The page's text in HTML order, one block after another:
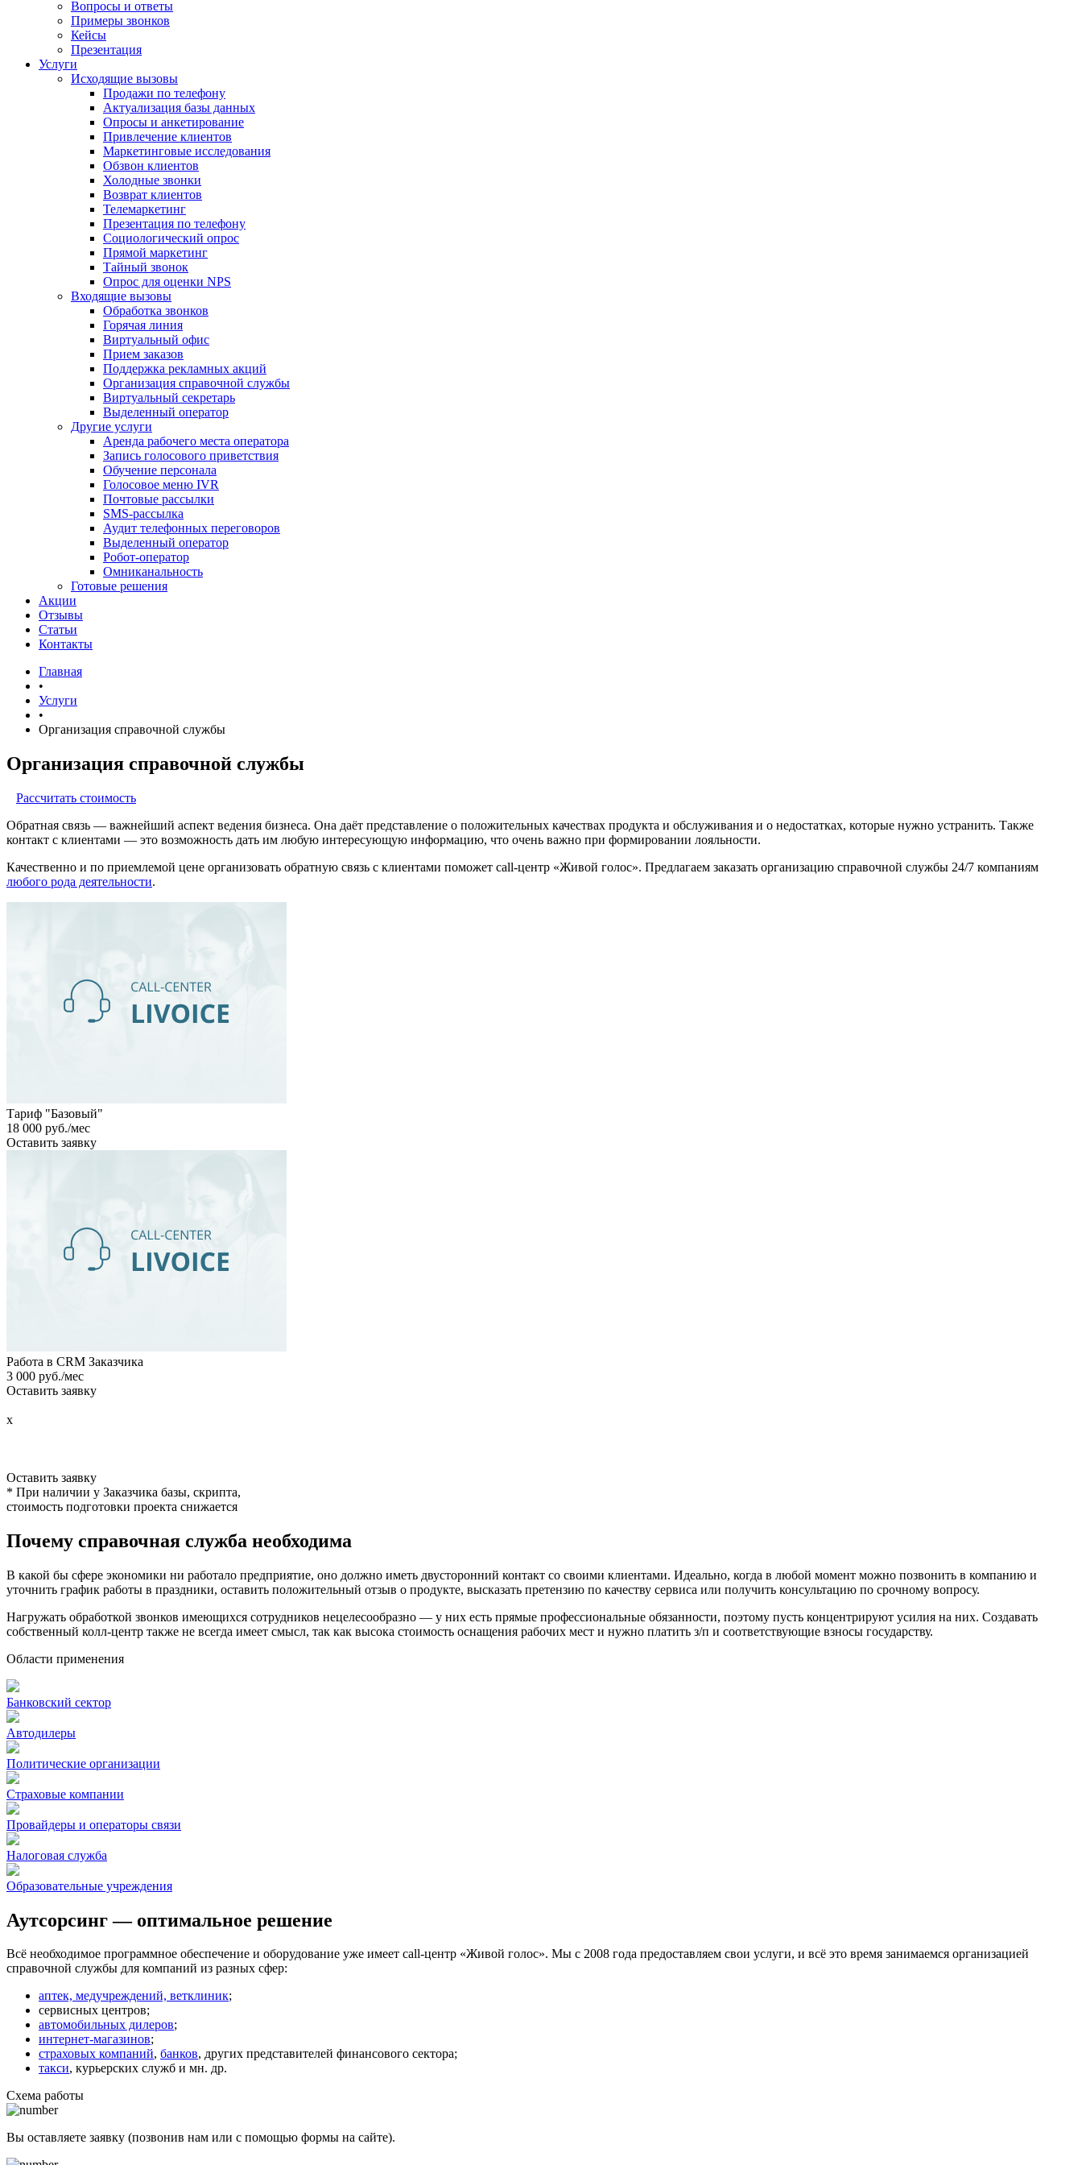
Вопросы и ответы
Примеры звонков
Кейсы
Презентация
Услуги
Исходящие вызовы
Продажи по телефону
Актуализация базы данных
Опросы и анкетирование
Привлечение клиентов
Маркетинговые исследования
Обзвон клиентов
Холодные звонки
Возврат клиентов
Телемаркетинг
Презентация по телефону
Социологический опрос
Прямой маркетинг
Тайный звонок
Опрос для оценки NPS
Входящие вызовы
Обработка звонков
Горячая линия
Виртуальный офис
Прием заказов
Поддержка рекламных акций
Организация справочной службы
Виртуальный секретарь
Выделенный оператор
Другие услуги
Аренда рабочего места оператора
Запись голосового приветствия
Обучение персонала
Голосовое меню IVR
Почтовые рассылки
SMS-рассылка
Аудит телефонных переговоров
Выделенный оператор
Робот-оператор
Омниканальность
Готовые решения
Акции
Отзывы
Статьи
Контакты
Главная
•
Услуги
•
Организация справочной службы
Организация справочной службы
Рассчитать стоимость
Обратная связь — важнейший аспект ведения бизнеса. Она даёт представление о положительных качествах продукта и обслуживания и о недостатках, которые нужно устранить. Также
контакт с клиентами — это возможность дать им любую интересующую информацию, что очень важно при формировании лояльности.
Качественно и по приемлемой цене организовать обратную связь с клиентами поможет call-центр «Живой голос». Предлагаем заказать организацию справочной службы 24/7 компаниям
любого рода деятельности.
Тариф "Базовый"
18 000 руб./мес
Оставить заявку
Работа в CRM Заказчика
3 000 руб./мес
Оставить заявку
x
Оставить заявку
* При наличии у Заказчика базы, скрипта,
стоимость подготовки проекта снижается
Почему справочная служба необходима
В какой бы сфере экономики ни работало предприятие, оно должно иметь двусторонний контакт со своими клиентами. Идеально, когда в любой момент можно позвонить в компанию и
уточнить график работы в праздники, оставить положительный отзыв о продукте, высказать претензию по качеству сервиса или получить консультацию по срочному вопросу.
Нагружать обработкой звонков имеющихся сотрудников нецелесообразно — у них есть прямые профессиональные обязанности, поэтому пусть концентрируют усилия на них. Создавать
собственный колл-центр также не всегда имеет смысл, так как высока стоимость оснащения рабочих мест и нужно платить з/п и соответствующие взносы государству.
Области применения
Банковский сектор
Автодилеры
Политические организации
Страховые компании
Провайдеры и операторы связи
Налоговая служба
Образовательные учреждения
Аутсорсинг — оптимальное решение
Всё необходимое программное обеспечение и оборудование уже имеет call-центр «Живой голос». Мы с 2008 года предоставляем свои услуги, и всё это время занимаемся организацией
справочной службы для компаний из разных сфер:
аптек, медучреждений, ветклиник;
сервисных центров;
автомобильных дилеров;
интернет-магазинов;
страховых компаний, банков, других представителей финансового сектора;
такси, курьерских служб и мн. др.
Схема работы
Вы оставляете заявку (позвонив нам или с помощью формы на сайте).